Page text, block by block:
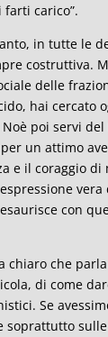
carico”.
in tutte le
costruttiva.
delle
hai cercato
poi servi del
un attimo
e il coraggio di
vera
con
chiaro che
di come
Se
soprattutto